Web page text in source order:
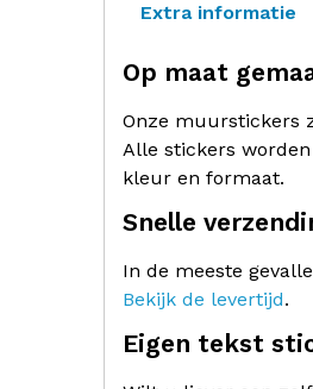
Extra informatie
Op maat
Onze muurstickers
Alle stickers
kleur en formaat.
Snelle
In de meeste
Bekijk de levertijd.
Eigen tekst